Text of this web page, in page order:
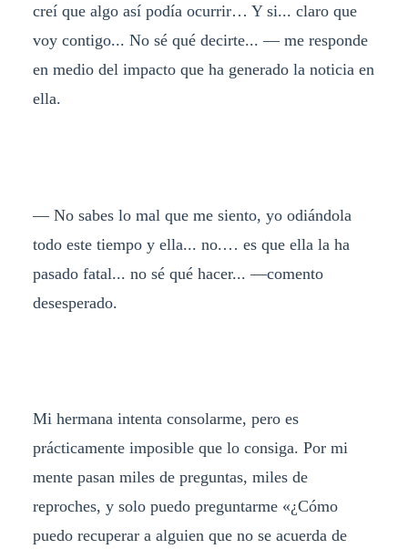
creí que algo así podía ocurrir… Y si... claro que
voy contigo... No sé qué decirte... — me responde
en medio del impacto que ha generado la noticia en
ella.
— No sabes lo mal que me siento, yo odiándola
todo este tiempo y ella... no.… es que ella la ha
pasado fatal... no sé qué hacer... —comento
desesperado.
Mi hermana intenta consolarme, pero es
prácticamente imposible que lo consiga. Por mi
mente pasan miles de preguntas, miles de
reproches, y solo puedo preguntarme «¿Cómo
puedo recuperar a alguien que no se acuerda de